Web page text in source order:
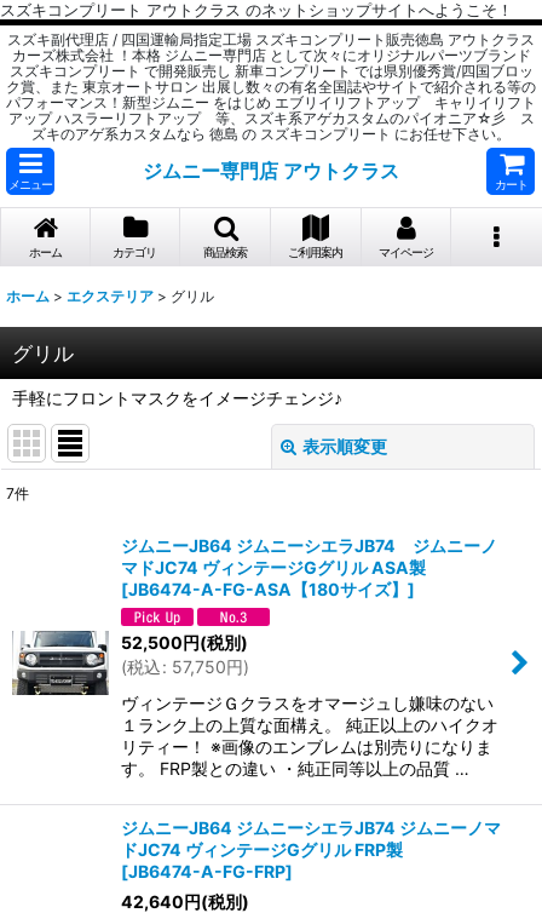
スズキコンプリート アウトクラス のネットショップサイトへようこそ！
スズキ副代理店 / 四国運輸局指定工場 スズキコンプリート販売徳島 アウトクラス
カーズ株式会社 ！本格 ジムニー専門店 として次々にオリジナルパーツブランド
スズキコンプリート で開発販売し 新車コンプリート では県別優秀賞/四国ブロッ
ク賞、また 東京オートサロン 出展し数々の有名全国誌やサイトで紹介される等の
パフォーマンス！新型ジムニー をはじめ エブリイリフトアップ キャリイリフト
アップ ハスラーリフトアップ 等、スズキ系アゲカスタムのパイオニア☆彡 ス
ズキのアゲ系カスタムなら 徳島 の スズキコンプリート にお任せ下さい。
メニュー
ジムニー専門店 アウトクラス
カート
ホーム カテゴリ 商品検索 ご利用案内 マイページ
ホーム > エクステリア > グリル
グリル
手軽にフロントマスクをイメージチェンジ♪
表示順変更
絞り込む
7件
ジムニーJB64 ジムニーシエラJB74 ジムニーノ
マドJC74 ヴィンテージGグリル ASA製
[JB6474-A-FG-ASA【180サイズ】 ]
52,500円(税別)
(税込: 57,750円)
ヴィンテージＧクラスをオマージュし嫌味のない
１ランク上の上質な面構え。 純正以上のハイクオ
リティー！ ※画像のエンブレムは別売りになりま
す。 FRP製との違い ・純正同等以上の品質 …
ジムニーJB64 ジムニーシエラJB74 ジムニーノマ
ドJC74 ヴィンテージGグリル FRP製
[JB6474-A-FG-FRP]
42,640円(税別)